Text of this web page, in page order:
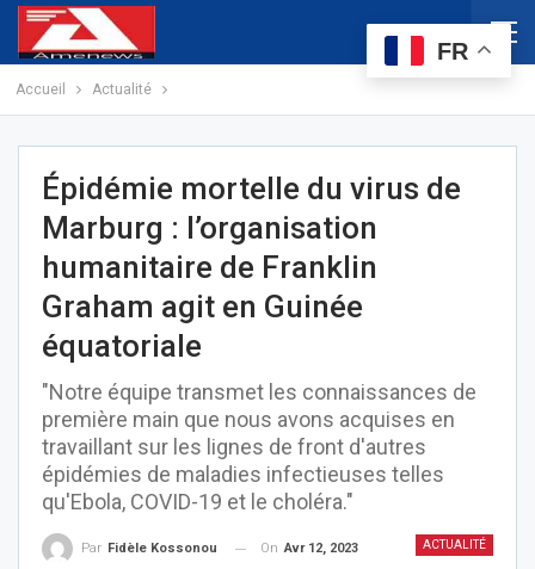
Accueil Actualité
Épidémie mortelle du virus de
Marburg : l’organisation
humanitaire de Franklin
Graham agit en Guinée
équatoriale
"Notre équipe transmet les connaissances de
première main que nous avons acquises en
travaillant sur les lignes de front d'autres
épidémies de maladies infectieuses telles
qu'Ebola, COVID-19 et le choléra."
ACTUALITÉ
Par Fidèle Kossonou On Avr 12, 2023
FR